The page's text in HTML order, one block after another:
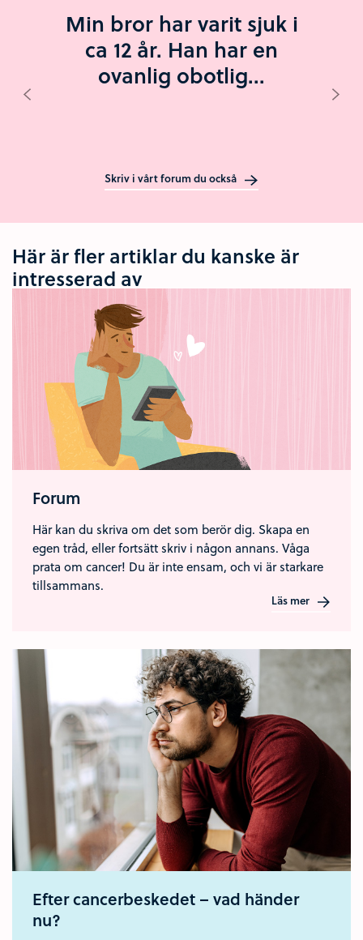
Min bror har varit sjuk i
ca 12 år. Han har en
ovanlig obotlig...
Visa föregående inlägg Visa
Skriv i vårt forum du också
Här är fler artiklar du kanske är
intresserad av
Forum
Här kan du skriva om det som berör dig. Skapa en
egen tråd, eller fortsätt skriv i någon annans. Våga
prata om cancer! Du är inte ensam, och vi är starkare
tillsammans.
Läs mer
Efter cancerbeskedet – vad händer
nu?